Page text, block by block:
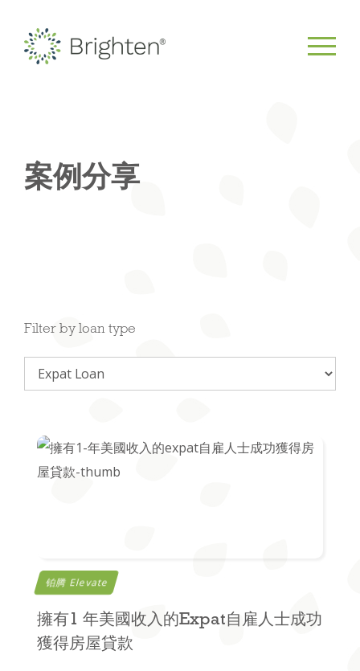
案例分享
Filter by loan type
铂腾 Elevate
擁有1 年美國收入的Expat自雇人士成功
獲得房屋貸款